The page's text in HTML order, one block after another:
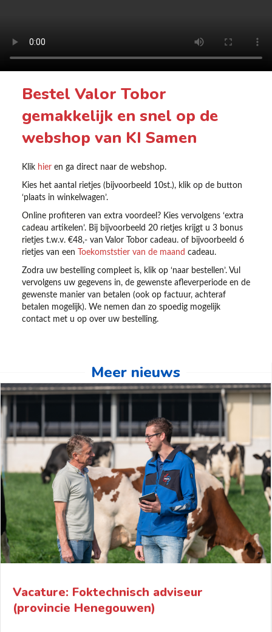
Bestel Valor Tobor
gemakkelijk en snel op de
webshop van KI Samen
Klik hieren ga direct naar de webshop.
Kies het aantal rietjes (bijvoorbeeld 10st.), klik op de button
‘plaats in winkelwagen’.
Online profiteren van extra voordeel? Kies vervolgens ‘extra
cadeau artikelen’. Bij bijvoorbeeld 20 rietjes krijgt u 3 bonus
rietjes t.w.v. €48,- van Valor Tobor cadeau. of bijvoorbeeld 6
rietjes van een
Toekomststier van de maand cadeau.
Zodra uw bestelling compleet is, klik op ‘naar bestellen’. Vul
vervolgens uw gegevens in, de gewenste afleverperiode en de
gewenste manier van betalen (ook op factuur, achteraf
betalen mogelijk). We nemen dan zo spoedig mogelijk
contact met u op over uw bestelling.
Meer nieuws
Vacature: Foktechnisch adviseur
(provincie Henegouwen)